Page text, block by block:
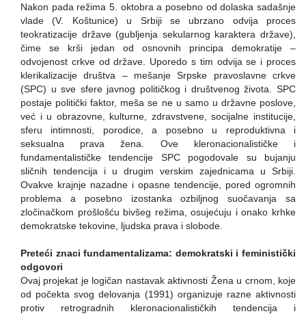
Nakon pada režima 5. oktobra a posebno od dolaska sadašnje
vlade (V. Koštunice) u Srbiji se ubrzano odvija proces
teokratizacije države (gubljenja sekularnog karaktera države),
čime se krši jedan od osnovnih principa demokratije –
odvojenost crkve od države. Uporedo s tim odvija se i proces
klerikalizacije društva – mešanje Srpske pravoslavne crkve
(SPC) u sve sfere javnog političkog i društvenog života. SPC
postaje politički faktor, meša se ne u samo u državne poslove,
već i u obrazovne, kulturne, zdravstvene, socijalne institucije,
sferu intimnosti, porodice, a posebno u reproduktivna i
seksualna prava žena. Ove kleronacionalističke i
fundamentalističke tendencije SPC pogodovale su bujanju
sličnih tendencija i u drugim verskim zajednicama u Srbiji.
Ovakve krajnje nazadne i opasne tendencije, pored ogromnih
problema a posebno izostanka ozbiljnog suočavanja sa
zločinačkom prošlošću bivšeg režima, osujećuju i onako krhke
demokratske tekovine, ljudska prava i slobode.
Preteći znaci fundamentalizama: demokratski i feministički
odgovori
Ovaj projekat je logičan nastavak aktivnosti Žena u crnom, koje
od počekta svog delovanja (1991) organizuje razne aktivnosti
protiv retrogradnih kleronacionalističkih tendencija i